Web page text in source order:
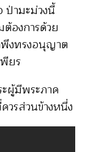
ป่ามะม่วงนี้
องการด้วย
พึงทรงอนุญาต
ยร
ผู้มีพระภาค
รส่วนข้างหนึ่ง